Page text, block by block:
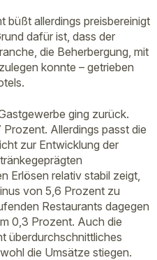
büßt allerdings preisbereinigt
dafür ist, dass der
die Beherbergung, mit
konnte – getrieben
ging zurück.
Allerdings passt die
zur Entwicklung der
Erlösen relativ stabil zeigt,
von 5,6 Prozent zu
Restaurants dagegen
0,3 Prozent. Auch die
überdurchschnittliches
die Umsätze stiegen.